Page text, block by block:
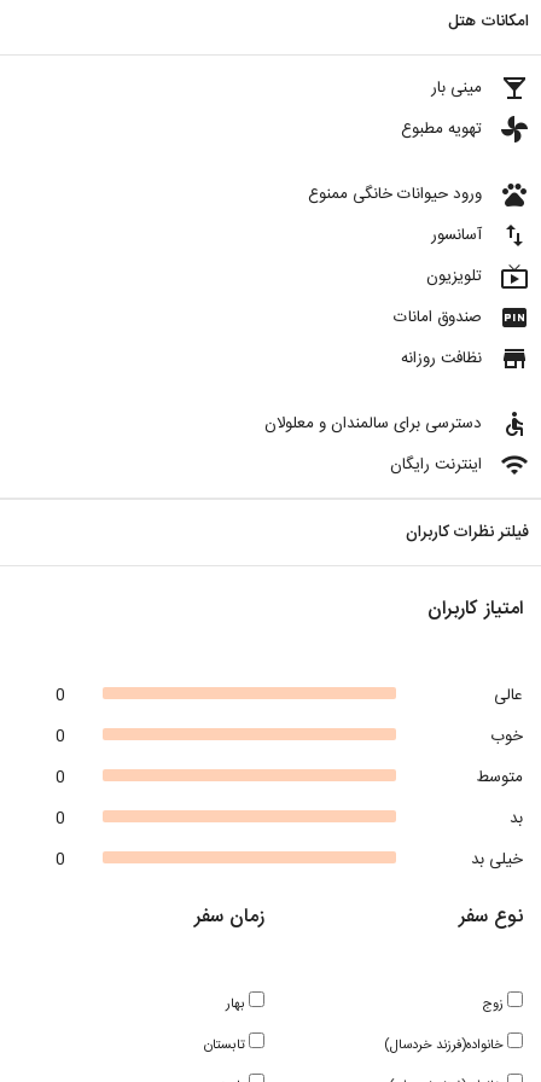
امکانات هتل
local_bar مینی بار
toys تهویه مطبوع
pets ورود حیوانات خانگی ممنوع
import_export آسانسور
live_tv تلویزیون
fiber_pin صندوق امانات
store نظافت روزانه
accessible دسترسی برای سالمندان و معلولان
wifi اینترنت رایگان
فیلتر نظرات کاربران
امتیاز کاربران
0
عالی
0
خوب
0
متوسط
0
بد
0
خیلی بد
زمان سفر
بهار
تابستان
نوع سفر
زوج
خانواده(فرزند خردسال)